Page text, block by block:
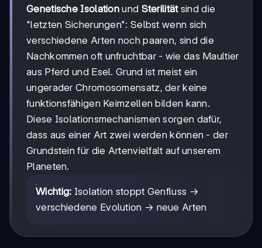
Genetische Isolation und Sterilitätsind die
"letzten Sicherungen": Selbst wenn sich
verschiedene Arten noch paaren, sind die
Nachkommen oft unfruchtbar - wie das Maultier
aus Pferd und Esel. Grund ist meist ein
ungerader Chromosomensatz, der keine
funktionsfähigen Keimzellen bilden kann.
Diese Isolationsmechanismen sorgen dafür,
dass aus einer Art zwei werden können - der
Grundstein für die Artenvielfalt auf unserem
Planeten.
Wichtig: Isolation stoppt Genfluss →
verschiedene Evolution → neue Arten